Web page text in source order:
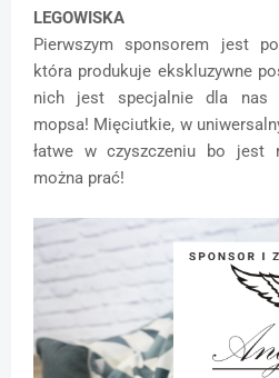
LEGOWISKA
Pierwszym sponsorem jest
która produkuje ekskluzywne
nich jest specjalnie dla nas
mopsa! Mięciutkie, w
łatwe w czyszczeniu bo jest
można prać!